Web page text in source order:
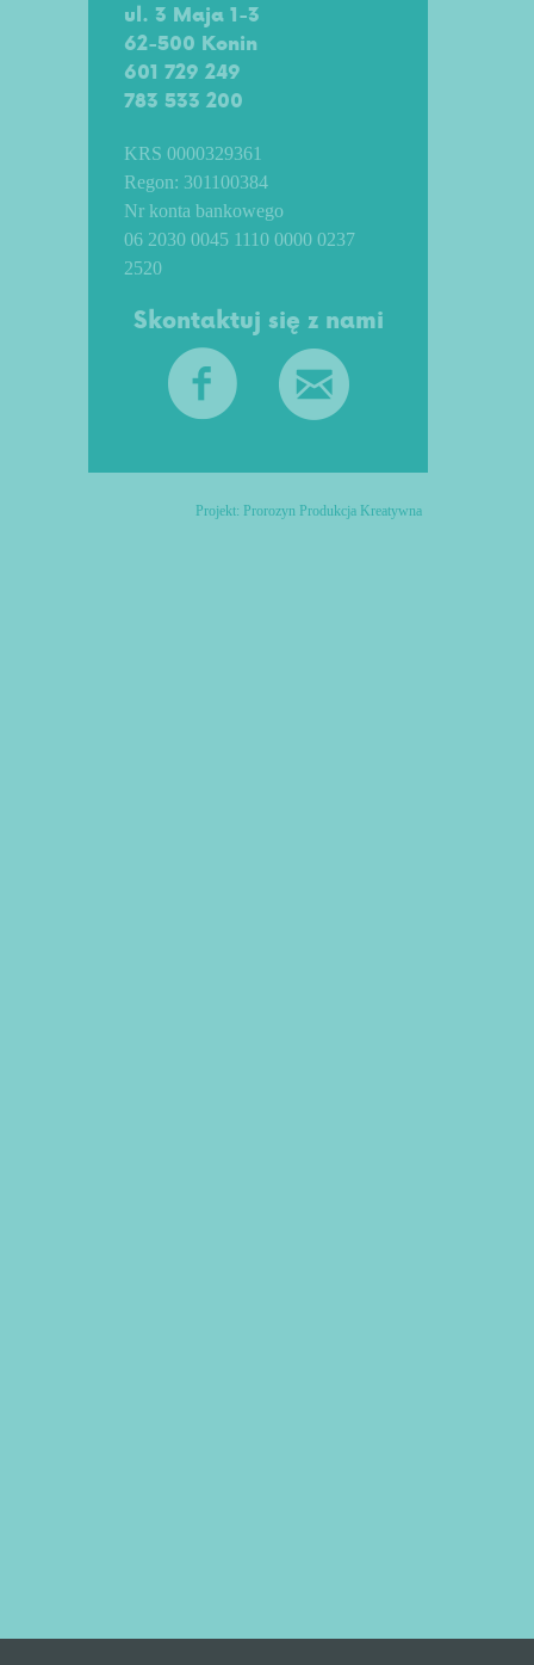
ul. 3 Maja 1-3
62-500 Konin
601 729 249
783 533 200
KRS 0000329361
Regon: 301100384
Nr konta bankowego
06 2030 0045 1110 0000 0237
2520
Skontaktuj się z nami
Projekt: Prorozyn Produkcja Kreatywna